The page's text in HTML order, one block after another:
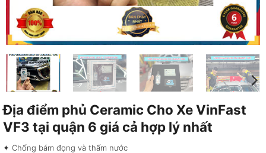
Địa điểm phủ Ceramic Cho Xe VinFast
VF3 tại quận 6 giá cả hợp lý nhất
✦ Chống bám đọng và thấm nước